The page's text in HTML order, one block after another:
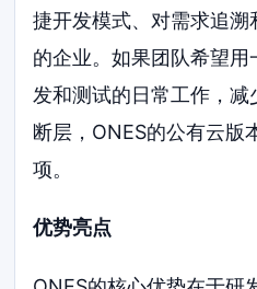
捷开发模式、对需求追
的企业。如果团队希望
发和测试的日常工作，
断层，ONES的公有云版
项。
优势亮点